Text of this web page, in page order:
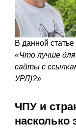
В данной
«Что лучше
сайты с
УРЛ)?»
ЧПУ и
насколько